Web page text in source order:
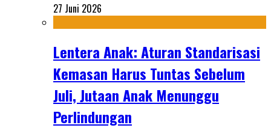
27 Juni 2026
Lentera Anak: Aturan Standarisasi
Kemasan Harus Tuntas Sebelum
Juli, Jutaan Anak Menunggu
Perlindungan